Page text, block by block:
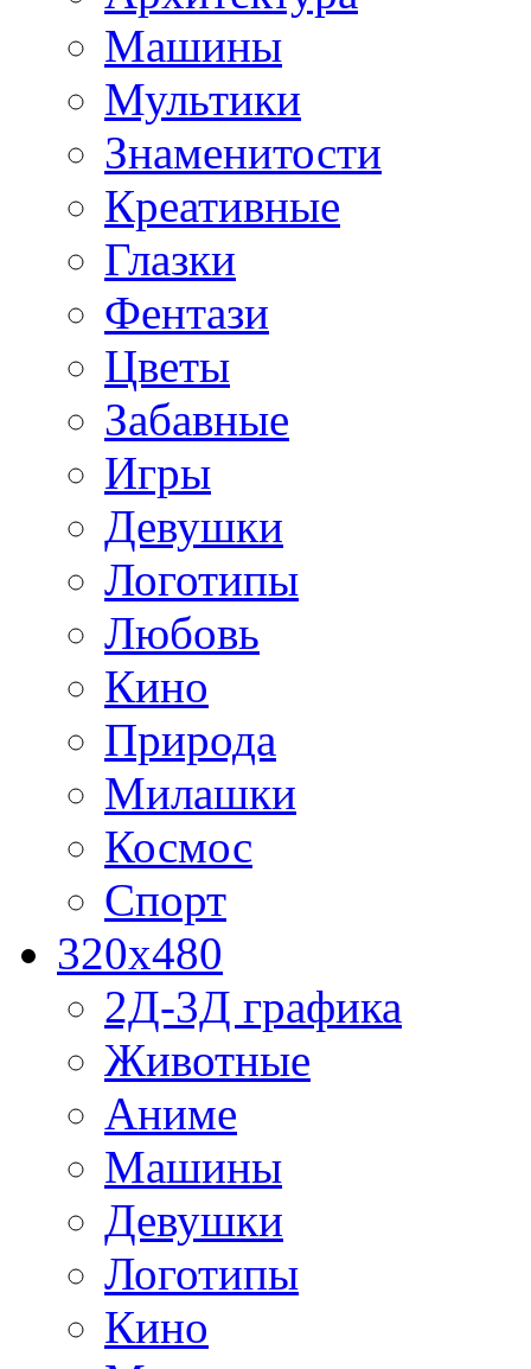
Машины
Мультики
Знаменитости
Креативные
Глазки
Фентази
Цветы
Забавные
Игры
Девушки
Логотипы
Любовь
Кино
Природа
Милашки
Космос
Спорт
320x480
2Д-3Д графика
Животные
Аниме
Машины
Девушки
Логотипы
Кино